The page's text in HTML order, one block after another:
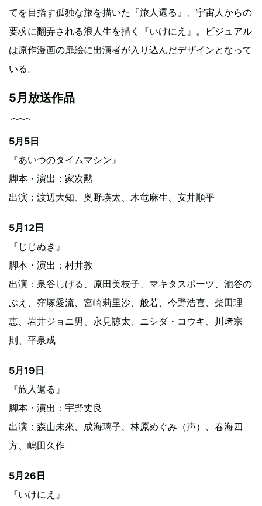
てを目指す孤独な旅を描いた『旅人還る』、宇宙人からの
要求に翻弄される浪人生を描く『いけにえ』。ビジュアル
は原作漫画の扉絵に出演者が入り込んだデザインとなって
いる。
5月放送作品
5月5日
『あいつのタイムマシン』
脚本・演出：家次勲
出演：渡辺大知、奥野瑛太、木竜麻生、安井順平
5月12日
『じじぬき』
脚本・演出：村井敦
出演：泉谷しげる、原田美枝子、マキタスポーツ、池谷の
ぶえ、窪塚愛流、宮崎莉里沙、般若、今野浩喜、柴田理
恵、岩井ジョニ男、永見諒太、ニシダ・コウキ、川﨑宗
則、平泉成
5月19日
『旅人還る』
脚本・演出：宇野丈良
出演：森山未來、成海璃子、林原めぐみ（声）、春海四
方、嶋田久作
5月26日
『いけにえ』